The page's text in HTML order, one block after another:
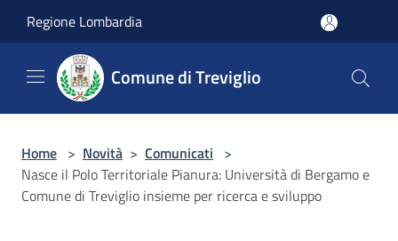
Regione Lombardia
Comune di Treviglio
Home > Novità > Comunicati >
Nasce il Polo Territoriale Pianura: Università di Bergamo e
Comune di Treviglio insieme per ricerca e sviluppo